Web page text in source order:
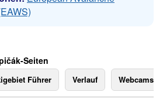
Seiten
Führer Verlauf Webcams